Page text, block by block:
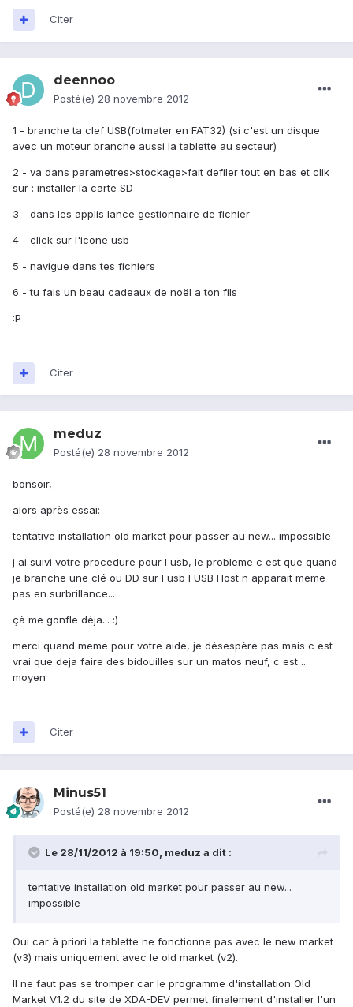
Citer
deennoo
Posté(e) 28 novembre 2012
1 - branche ta clef USB(fotmater en FAT32) (si c'est un disque
avec un moteur branche aussi la tablette au secteur)
2 - va dans parametres>stockage>fait defiler tout en bas et clik
sur : installer la carte SD
3 - dans les applis lance gestionnaire de fichier
4 - click sur l'icone usb
5 - navigue dans tes fichiers
6 - tu fais un beau cadeaux de noël a ton fils
:P
Citer
meduz
Posté(e) 28 novembre 2012
bonsoir,
alors après essai:
tentative installation old market pour passer au new... impossible
j ai suivi votre procedure pour l usb, le probleme c est que quand
je branche une clé ou DD sur l usb l USB Host n apparait meme
pas en surbrillance...
çà me gonfle déja... :)
merci quand meme pour votre aide, je désespère pas mais c est
vrai que deja faire des bidouilles sur un matos neuf, c est ...
moyen
Citer
Minus51
Posté(e) 28 novembre 2012
Le 28/11/2012 à 19:50, meduz a dit :
tentative installation old market pour passer au new...
impossible
Oui car à priori la tablette ne fonctionne pas avec le new market
(v3) mais uniquement avec le old market (v2).
Il ne faut pas se tromper car le programme d'installation Old
Market V1.2 du site de XDA-DEV permet finalement d'installer l'un